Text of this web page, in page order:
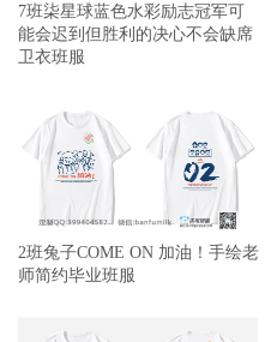
7班柒星球蓝色水彩励志冠军可
能会迟到但胜利的决心不会缺席
卫衣班服
2班兔子COME ON 加油！手绘老
师简约毕业班服